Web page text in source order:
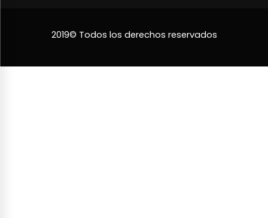
2019© Todos los derechos reservados